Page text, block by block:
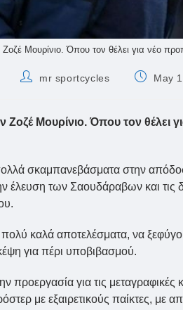
Ζοζέ Μουρίνιο. Όπου τον θέλει για νέο
Postmr sportcycles
PostMay
Ζοζέ Μουρίνιο. Όπου τον
σκαμπανεβάσματα στην
των Σαουδάραβων και τις
πολύ καλά αποτελέσματα, να
για πέρι υποβιβασμού.
προεργασία για τις
με εξαιρετικούς παίκτες, με